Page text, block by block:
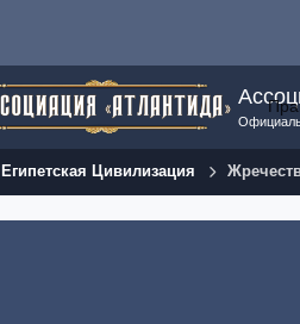
Египетская Цивилизация